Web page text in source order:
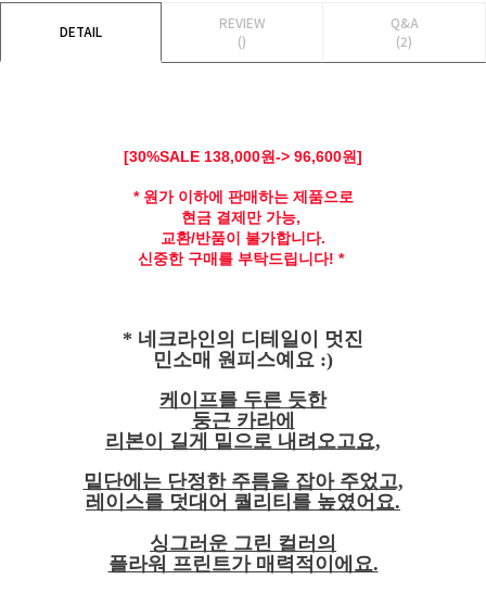
DETAIL
REVIEW
()
Q&A
(2)
[30%SALE 138,000원-> 96,600원]
* 원가 이하에 판매하는 제품으로
현금 결제만 가능,
교환/반품이 불가합니다.
신중한 구매를 부탁드립니다! *
* 네크라인의 디테일이 멋진
민소매 원피스예요 :)
케이프를 두른 듯한
둥근 카라에
리본이 길게 밑으로 내려오고요,
밑단에는 단정한 주름을 잡아 주었고,
레이스를 덧대어 퀄리티를 높였어요.
싱그러운 그린 컬러의
플라워 프린트가 매력적이에요.